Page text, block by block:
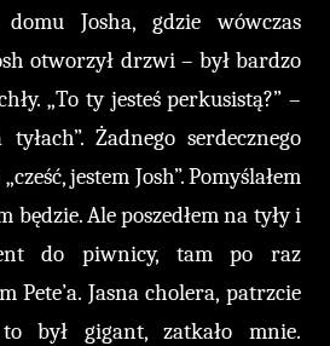
Josha, gdzie wówczas
otworzył drzwi – był bardzo
„To ty jesteś perkusistą?” –
tyłach”. Żadnego serdecznego
jestem Josh”. Pomyślałem
będzie. Ale poszedłem na tyły i
do piwnicy, tam po raz
Pete’a. Jasna cholera, patrzcie
był gigant, zatkało mnie.